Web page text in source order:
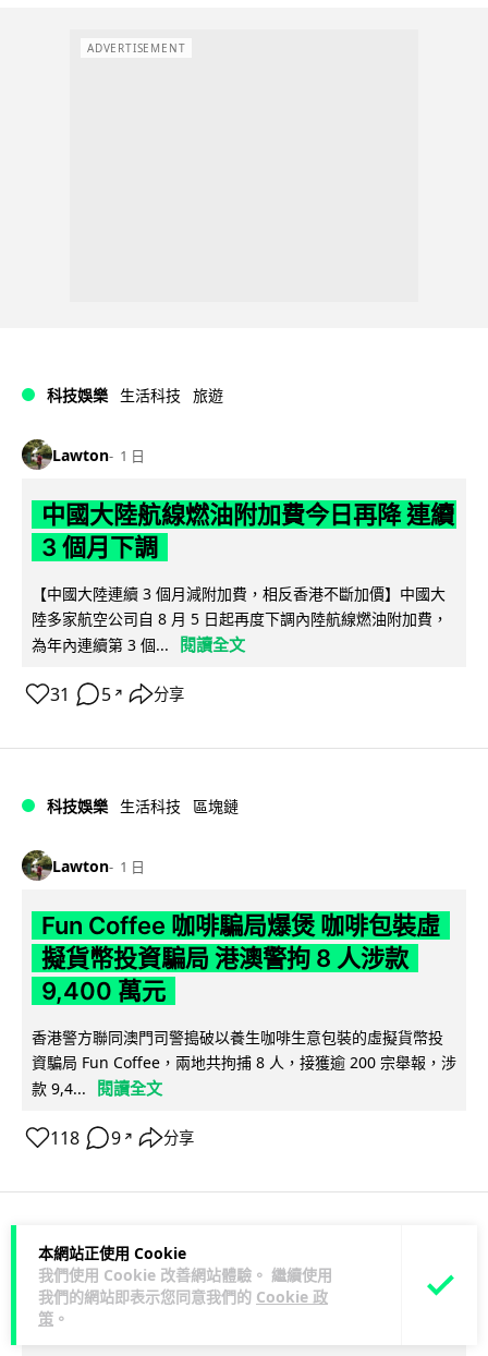
本網站正使用 Cookie
我們使用 Cookie 改善網站體驗。 繼續使用
我們的網站即表示您同意我們的 Cookie 政
策 。
ADVERTISEMENT
科技娛樂 生活科技 旅遊
Lawton 1 日
中國大陸航線燃油附加費今日再降 連續
3 個月下調
【中國大陸連續 3 個月減附加費，相反香港不斷加價】中國大
陸多家航空公司自 8 月 5 日起再度下調內陸航線燃油附加費，
為年內連續第 3 個...
閱讀全文
31 5 ↗ 分享
科技娛樂 生活科技 區塊鏈
Lawton 1 日
Fun Coffee 咖啡騙局爆煲 咖啡包裝虛
擬貨幣投資騙局 港澳警拘 8 人涉款
9,400 萬元
香港警方聯同澳門司警搗破以養生咖啡生意包裝的虛擬貨幣投
資騙局 Fun Coffee，兩地共拘捕 8 人，接獲逾 200 宗舉報，涉
款 9,4...
閱讀全文
118 9 ↗ 分享
科技娛樂 生活科技
Lawton 1 日